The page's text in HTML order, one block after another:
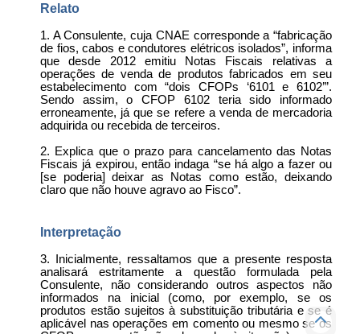
Relato
1. A Consulente, cuja CNAE corresponde a “fabricação
de fios, cabos e condutores elétricos isolados”, informa
que desde 2012 emitiu Notas Fiscais relativas a
operações de venda de produtos fabricados em seu
estabelecimento com “dois CFOPs ‘6101 e 6102’”.
Sendo assim, o CFOP 6102 teria sido informado
erroneamente, já que se refere a venda de mercadoria
adquirida ou recebida de terceiros.
2. Explica que o prazo para cancelamento das Notas
Fiscais já expirou, então indaga “se há algo a fazer ou
[se poderia] deixar as Notas como estão, deixando
claro que não houve agravo ao Fisco”.
Interpretação
3. Inicialmente, ressaltamos que a presente resposta
analisará estritamente a questão formulada pela
Consulente, não considerando outros aspectos não
informados na inicial (como, por exemplo, se os
produtos estão sujeitos à substituição tributária e se é
aplicável nas operações em comento ou mesmo se os